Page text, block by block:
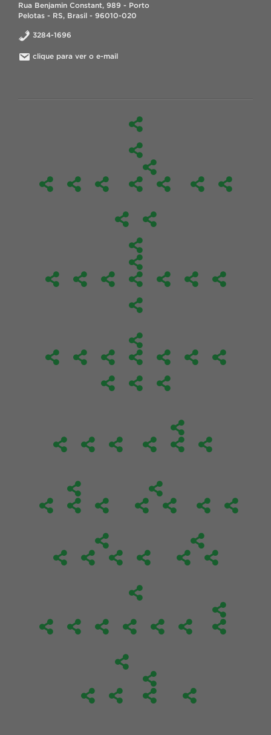
Rua Benjamin Constant, 989 - Porto
Pelotas - RS, Brasil - 96010-020
3284-1696
clique para ver o e-mail